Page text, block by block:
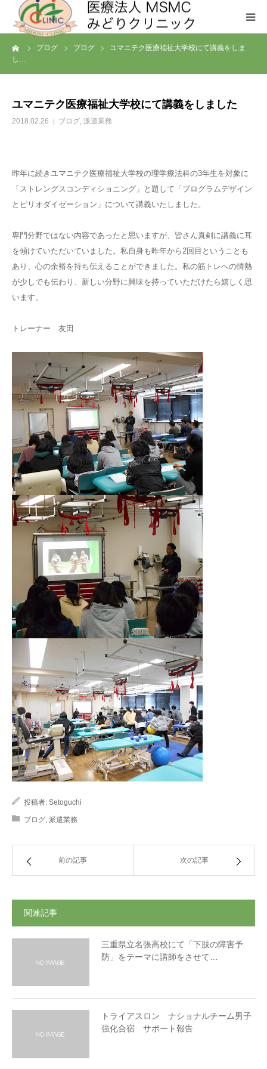
ブログ ブログ
ユマニテク医療福祉大学校にて講義をしま
し…
ユマニテク医療福祉大学校にて講義をしました
2018.02.26 ブログ, 派遣業務
昨年に続きユマニテク医療福祉大学校の理学療法科の3年生を対象に
「ストレングスコンディショニング」と題して「プログラムデザイン
とピリオダイゼーション」について講義いたしました。
専門分野ではない内容であったと思いますが、皆さん真剣に講義に耳
を傾けていただいていました。私自身も昨年から2回目ということも
あり、心の余裕を持ち伝えることができました。私の筋トレへの情熱
が少しでも伝わり、新しい分野に興味を持っていただけたら嬉しく思
います。
トレーナー 友田
投稿者: Setoguchi
ブログ, 派遣業務
前の記事 次の記事
関連記事
三重県立名張高校にて「下肢の障害予
防」をテーマに講師をさせて…
トライアスロン ナショナルチーム男子
強化合宿 サポート報告
クリニックについて
お問い合わせ